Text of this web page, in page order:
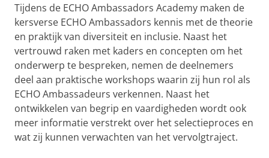
Tijdens de ECHO Ambassadors Academy maken de
kersverse ECHO Ambassadors kennis met de theorie
en praktijk van diversiteit en inclusie. Naast het
vertrouwd raken met kaders en concepten om het
onderwerp te bespreken, nemen de deelnemers
deel aan praktische workshops waarin zij hun rol als
ECHO Ambassadeurs verkennen. Naast het
ontwikkelen van begrip en vaardigheden wordt ook
meer informatie verstrekt over het selectieproces en
wat zij kunnen verwachten van het vervolgtraject.